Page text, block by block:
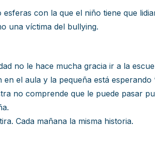
con la que el niño tiene que
una víctima del bullying.
no le hace mucha gracia ir a la
el aula y la pequeña está
no comprende que le puede pasar
Cada mañana la misma historia.